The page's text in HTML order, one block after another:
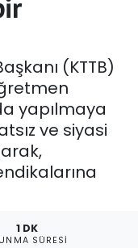
(KTTB)
yapılmaya
ve siyasi
1 DK
SÜRESI